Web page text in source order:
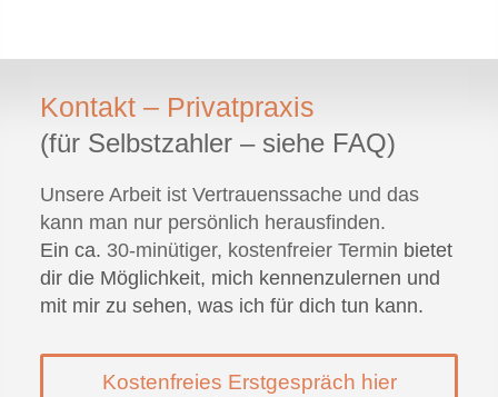
Kontakt – Privatpraxis
(für Selbstzahler – siehe FAQ)
Unsere Arbeit ist Vertrauenssache und das
kann man nur persönlich herausfinden.
Ein ca. 30-minütiger, kostenfreier Termin bietet
dir die Möglichkeit, mich kennenzulernen und
mit mir zu sehen, was ich für dich tun kann.
Kostenfreies Erstgespräch hier